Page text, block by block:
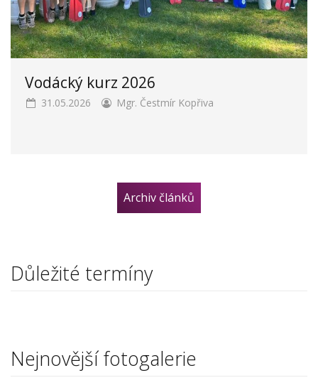
Vodácký kurz 2026
31.05.2026 Mgr. Čestmír Kopřiva
Archiv článků
Důležité termíny
Nejnovější fotogalerie